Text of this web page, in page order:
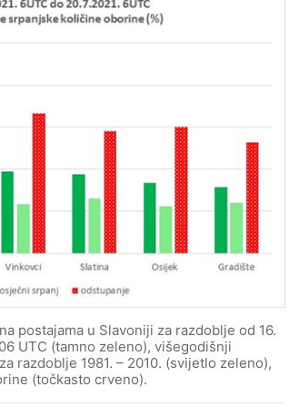
postajama u Slavoniji za razdoblje od 16.
UTC (tamno zeleno), višegodišnji
razdoblje 1981. – 2010. (svijetlo zeleno),
(točkasto crveno).